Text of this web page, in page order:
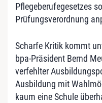
Pflegeberufegesetzes
Prüfungsverordnung
Scharfe Kritik kommt
bpa‑Präsident Bernd
verfehlter
Ausbildung mit
kaum eine Schule